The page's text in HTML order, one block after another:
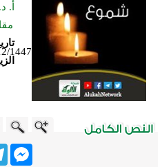
أ.
19/12/